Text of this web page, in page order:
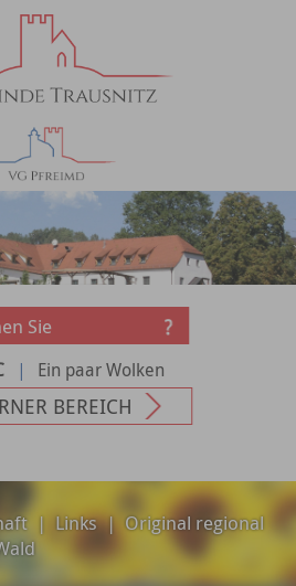
| Ein paar Wolken
BEREICH
| Links| Original regional